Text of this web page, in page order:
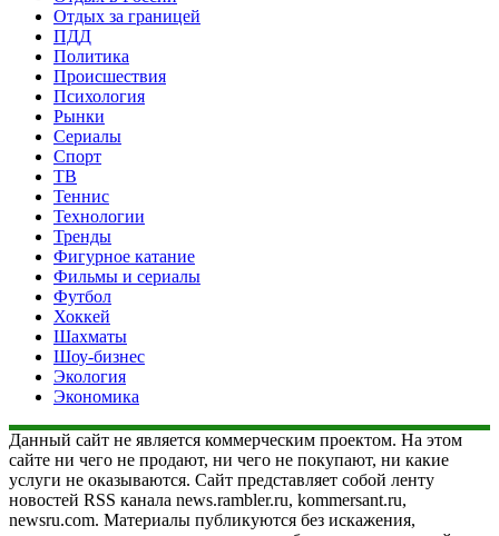
Отдых за границей
ПДД
Политика
Происшествия
Психология
Рынки
Сериалы
Спорт
ТВ
Теннис
Технологии
Тренды
Фигурное катание
Фильмы и сериалы
Футбол
Хоккей
Шахматы
Шоу-бизнес
Экология
Экономика
Данный сайт не является коммерческим проектом. На этом
сайте ни чего не продают, ни чего не покупают, ни какие
услуги не оказываются. Сайт представляет собой ленту
новостей RSS канала news.rambler.ru, kommersant.ru,
newsru.com. Материалы публикуются без искажения,